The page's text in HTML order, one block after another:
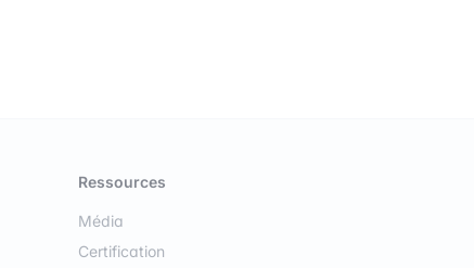
Ressources
Média
Certification